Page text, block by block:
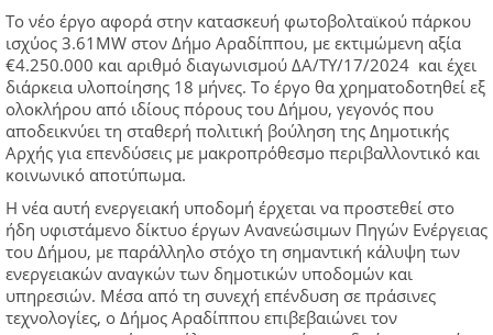
Το νέο έργο αφορά στην κατασκευή φωτοβολταϊκού πάρκου
ισχύος 3.61MW στον Δήμο Αραδίππου, με εκτιμώμενη αξία
€4.250.000 και αριθμό διαγωνισμού ΔΑ/ΤΥ/17/2024 και έχει
διάρκεια υλοποίησης 18 μήνες. Το έργο θα χρηματοδοτηθεί εξ
ολοκλήρου από ιδίους πόρους του Δήμου, γεγονός που
αποδεικνύει τη σταθερή πολιτική βούληση της Δημοτικής
Αρχής για επενδύσεις με μακροπρόθεσμο περιβαλλοντικό και
κοινωνικό αποτύπωμα.
Η νέα αυτή ενεργειακή υποδομή έρχεται να προστεθεί στο
ήδη υφιστάμενο δίκτυο έργων Ανανεώσιμων Πηγών Ενέργειας
του Δήμου, με παράλληλο στόχο τη σημαντική κάλυψη των
ενεργειακών αναγκών των δημοτικών υποδομών και
υπηρεσιών. Μέσα από τη συνεχή επένδυση σε πράσινες
τεχνολογίες, ο Δήμος Αραδίππου επιβεβαιώνει τον